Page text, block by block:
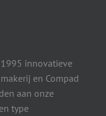
innovatieve
en Compad
aan onze
type